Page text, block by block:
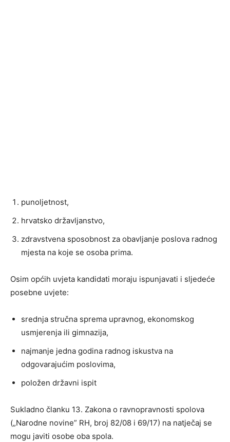
punoljetnost,
hrvatsko državljanstvo,
zdravstvena sposobnost za obavljanje poslova radnog
mjesta na koje se osoba prima.
Osim općih uvjeta kandidati moraju ispunjavati i sljedeće
posebne uvjete:
srednja stručna sprema upravnog, ekonomskog
usmjerenja ili gimnazija,
najmanje jedna godina radnog iskustva na
odgovarajućim poslovima,
položen državni ispit
Sukladno članku 13. Zakona o ravnopravnosti spolova
(„Narodne novine” RH, broj 82/08 i 69/17) na natječaj se
mogu javiti osobe oba spola.